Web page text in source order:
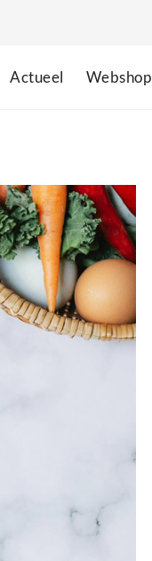
Actueel Webshop